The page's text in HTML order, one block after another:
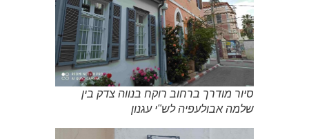
סיור מודרך ברחוב רוקח בנווה צדק בין
שלמה אבולעפיה לש"י עגנון